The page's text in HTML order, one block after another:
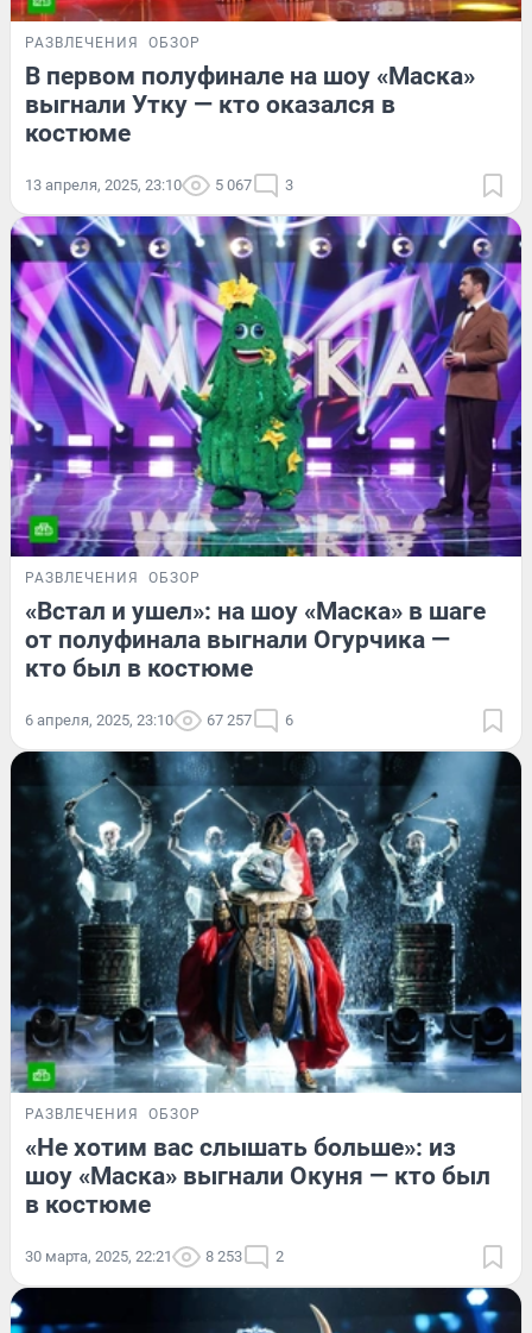
РАЗВЛЕЧЕНИЯ ОБЗОР
В первом полуфинале на шоу «Маска»
выгнали Утку — кто оказался в
костюме
13 апреля, 2025, 23:10 5 067 3
РАЗВЛЕЧЕНИЯ ОБЗОР
«Встал и ушел»: на шоу «Маска» в шаге
от полуфинала выгнали Огурчика —
кто был в костюме
6 апреля, 2025, 23:10 67 257 6
РАЗВЛЕЧЕНИЯ ОБЗОР
«Не хотим вас слышать больше»: из
шоу «Маска» выгнали Окуня — кто был
в костюме
30 марта, 2025, 22:21 8 253 2